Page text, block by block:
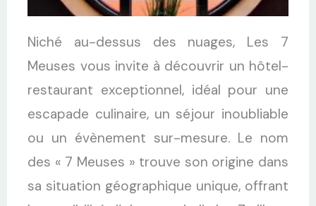
Niché au-dessus des nuages, Les 7
Meuses vous invite à découvrir un hôtel-
restaurant exceptionnel, idéal pour une
escapade culinaire, un séjour inoubliable
ou un évènement sur-mesure. Le nom
des « 7 Meuses » trouve son origine dans
sa situation géographique unique, offrant